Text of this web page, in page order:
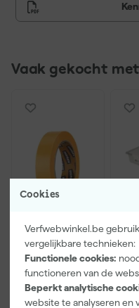
Cookies
Verfwebwinkel.be
vergelijkbare technieken:
Functionele cookies:
functioneren van de
Beperkt analytische
website te analyseren en
Vaak gekocht met
Paintura
Lucamax
Washi tape -
50mx24mm
Morgen
bezorgd
15